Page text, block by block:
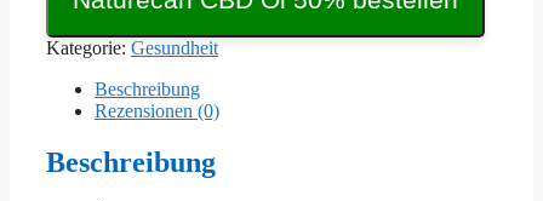
Kategorie: Gesundheit
Beschreibung
Rezensionen (0)
Beschreibung